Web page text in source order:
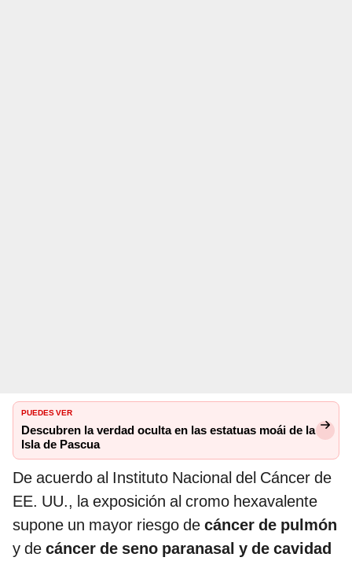
PUEDES VER
Descubren la verdad oculta en las estatuas moái de la
Isla de Pascua
De acuerdo al Instituto Nacional del Cáncer de
EE. UU., la exposición al cromo hexavalente
supone un mayor riesgo de cáncer de pulmón
y de cáncer de seno paranasal y de cavidad